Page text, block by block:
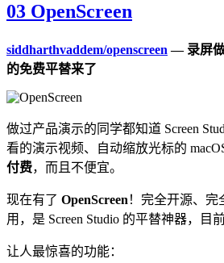
03 OpenScreen
siddharthvaddem/openscreen — 录屏做
的免费平替来了
做过产品演示的同学都知道 Screen
看的演示视频、自动缩放光标的
付费，而且不便宜。
现在有了 OpenScreen ！完全开源、完
用，是 Screen Studio 的平替神器，目
让人最惊喜的功能：